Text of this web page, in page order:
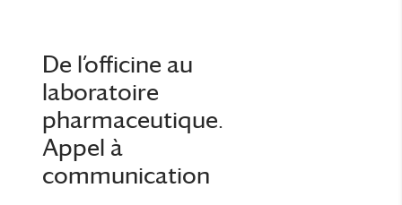
s
a
e
o
m
De l’officine au
laboratoire
pharmaceutique.
Appel à
communication